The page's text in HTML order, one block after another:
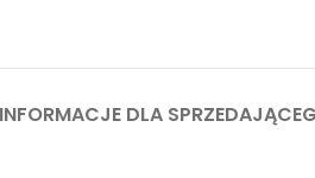
DLA